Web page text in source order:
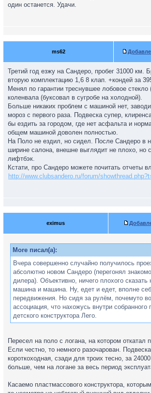
один останется. Удачи.
ms62
Третий год езжу на Сандеро, пробег 31000 км.
вторую комплектацию 1,6 8 клап. +кондей за
Менял по гарантии треснувшее лобовое стекло
коленвала (буксовал в сугробе на холодной).
Больше никаких проблем с машиной нет,
мороз с первого раза. Подвеска супер,
бы ездить за городом, где нет асфальта и
общем машиной доволен полностью.
На Поло не ездил, но сидел. После Сандеро в
ширине салона, внешне выглядит не плохо, но
лифтбэк.
Кстати, про Сандеро можете почитать отчеты
http://www.clubsandero.ru/forum/
eximus
More писал(а):
Вчера совершенно случайно получилось
абсолютно новом Сандеро (перегонял
дилера). Объективно, ничего плохого сказать
машина и машина. Ну, едет и едет, вполне
передвижения. Но сидя за рулём, почемуто
ассоциация, что нахожусь внутри собранного
детского конструктора Лего.
Пересел на поло с логана, на котором откатал
Если честно, то немного разочарован.
короткоходная, сзади для троих тесно, за
больше, чем на логане за весь период
Касаемо пластмассового конструктора,